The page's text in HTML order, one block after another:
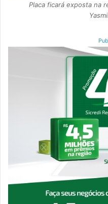
Placa ficará exposta na